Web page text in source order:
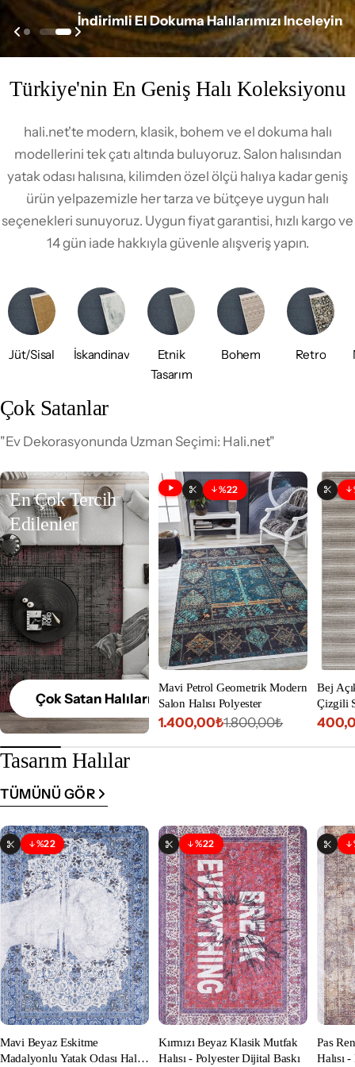
a
1
0
0
+
H
a
l
ı
|
H
A
L
I
.
N
E
T
İndirimli Yıkanabilir Kaymaz Halılarımızı Inceleyin
Türkiye'nin En Geniş Halı Koleksiyonu
hali.net'te modern, klasik, bohem ve el dokuma halı
modellerini tek çatı altında buluyoruz. Salon halısından
yatak odası halısına, kilimden özel ölçü halıya kadar geniş
ürün yelpazemizle her tarza ve bütçeye uygun halı
seçenekleri sunuyoruz. Uygun fiyat garantisi, hızlı kargo ve
14 gün iade hakkıyla güvenle alışveriş yapın.
Jüt/Sisal İskandinav
Etnik
Tasarım
Bohem Retro
Çok Satanlar
"Ev Dekorasyonunda Uzman Seçimi: Hali.net"
En Çok Tercih
Edilenler
Çok Satan Halılarımızı Keşfet
Videolu Ürün
Özelleştirilebilir
%22
İndirim
Mavi Petrol Geometrik Modern
Salon Halısı Polyester
İndirimli
fiyat
1.400,00₺
Normal
fiyat
1.800,00₺
Bej
Çizgili
fiyat
fiyat
Tasarım Halılar
TÜMÜNÜ GÖR
Özelleştirilebilir
%22
İndirim
Mavi Beyaz Eskitme
Madalyonlu Yatak Odası Halısı
Özelleştirilebilir
%22
İndirim
Kırmızı Beyaz Klasik Mutfak
Halısı - Polyester Dijital Baskı
Pas
Halısı